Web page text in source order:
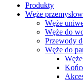
Produkty
Węże
Węże
Węże do
Przewody
Węże do